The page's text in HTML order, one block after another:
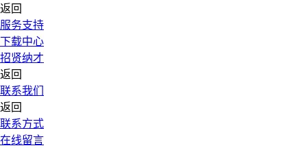
返回
服务支持
下载中心
招贤纳才
返回
联系我们
返回
联系方式
在线留言